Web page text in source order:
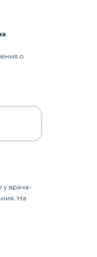
о
у врача-
На